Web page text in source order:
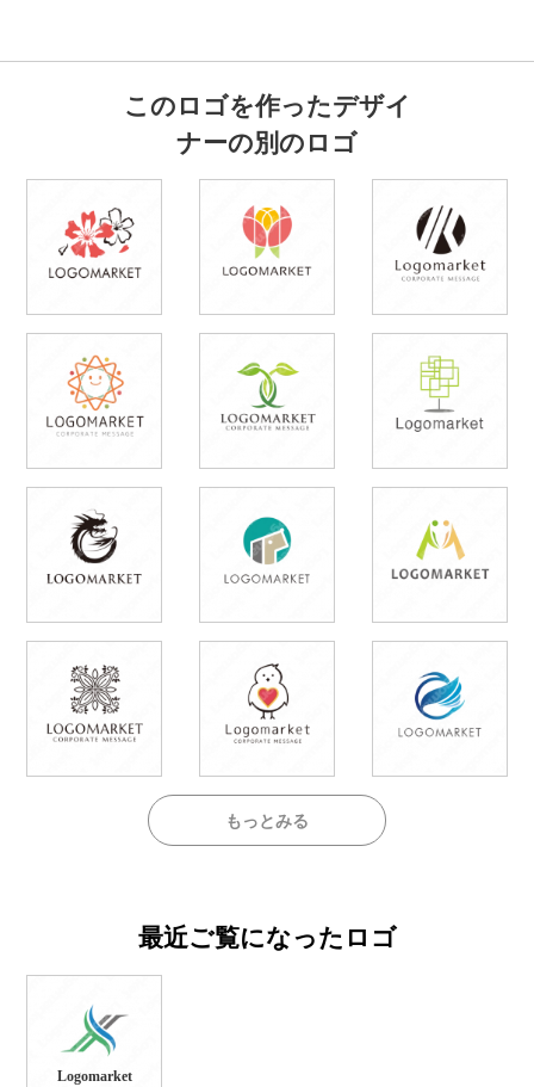
このロゴを作ったデザイ
ナーの別のロゴ
もっとみる
最近ご覧になったロゴ
Logomarket